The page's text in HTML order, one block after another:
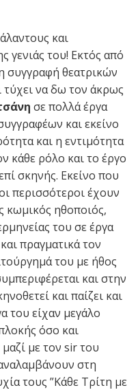
και
γενιάς του! Εκτός από
συγγραφή θεατρικών
τύχει να δω τον άκρως
σε πολλά έργα
και εκείνο
και η εντιμότητα
κάθε ρόλο και το έργο
σκηνής. Εκείνο που
περισσότεροι έχουν
κωμικός ηθοποιός,
του σε έργα
πραγματικά τον
του με ήθος
και στην
και παίζει και
του είχαν μεγάλο
όσο και
με τον sir του
στη
τους ”Κάθε Τρίτη με